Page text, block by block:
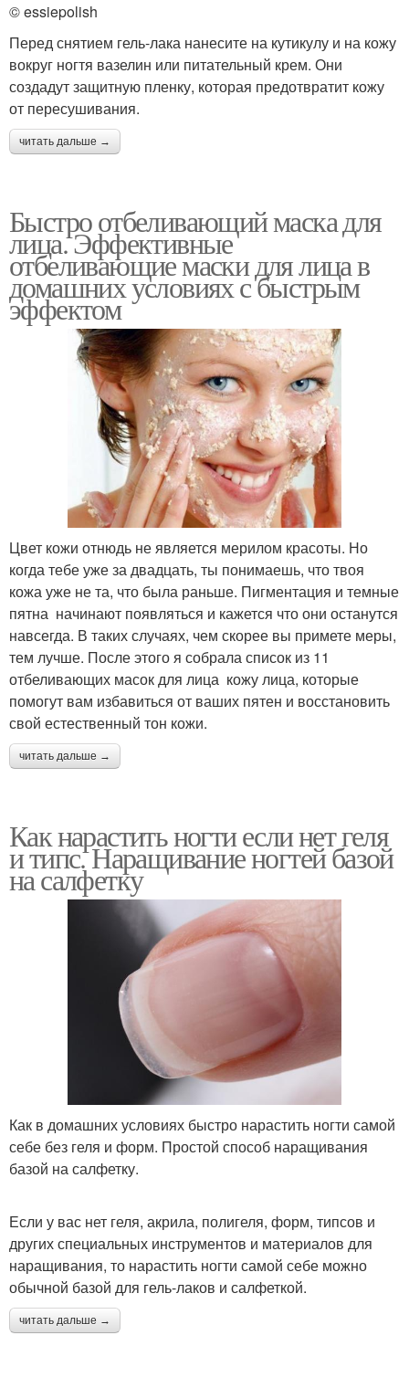
© essiepolish
Перед снятием гель-лака нанесите на кутикулу и на кожу
вокруг ногтя вазелин или питательный крем. Они
создадут защитную пленку, которая предотвратит кожу
от пересушивания.
читать дальше →
Быстро отбеливающий маска для
лица. Эффективные
отбеливающие маски для лица в
домашних условиях с быстрым
эффектом
Цвет кожи отнюдь не является мерилом красоты. Но
когда тебе уже за двадцать, ты понимаешь, что твоя
кожа уже не та, что была раньше. Пигментация и темные
пятна начинают появляться и кажется что они останутся
навсегда. В таких случаях, чем скорее вы примете меры,
тем лучше. После этого я собрала список из 11
отбеливающих масок для лица кожу лица, которые
помогут вам избавиться от ваших пятен и восстановить
свой естественный тон кожи.
читать дальше →
Как нарастить ногти если нет геля
и типс. Наращивание ногтей базой
на салфетку
Как в домашних условиях быстро нарастить ногти самой
себе без геля и форм. Простой способ наращивания
базой на салфетку.
Если у вас нет геля, акрила, полигеля, форм, типсов и
других специальных инструментов и материалов для
наращивания, то нарастить ногти самой себе можно
обычной базой для гель-лаков и салфеткой.
читать дальше →